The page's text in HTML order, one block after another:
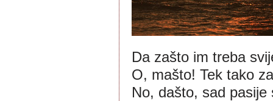
Da zašto im treba
O, mašto! Tek tako
No, dašto, sad